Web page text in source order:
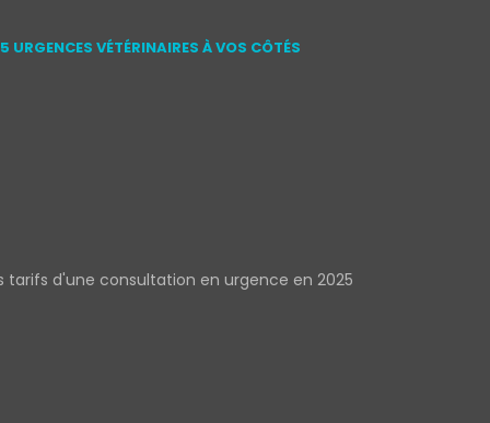
URGENCES VÉTÉRINAIRES À VOS CÔTÉS
tarifs d'une consultation en urgence en 2025